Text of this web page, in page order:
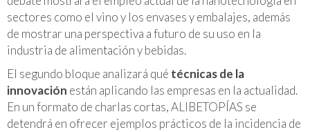
sectores como el vino y los envases y embalajes, además
de mostrar una perspectiva a futuro de su uso en la
industria de alimentación y bebidas.
El segundo bloque analizará qué técnicas de la
innovación están aplicando las empresas en la actualidad.
En un formato de charlas cortas, ALIBETOPÍAS se
detendrá en ofrecer ejemplos prácticos de la incidencia de